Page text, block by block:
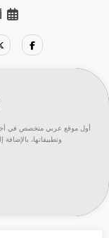
أول موقع عربي متخصص في
وتطبيقاتها،